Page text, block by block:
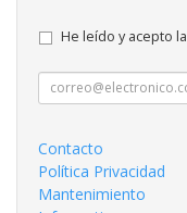
He leído y acepto la
Contacto
Política Privacidad
Mantenimiento